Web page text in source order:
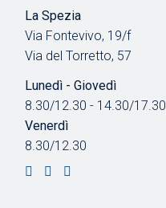
La Spezia
Via Fontevivo, 19/f
Via del Torretto, 57
Lunedì - Giovedì
8.30/12.30 - 14.30/17.30
Venerdì
8.30/12.30